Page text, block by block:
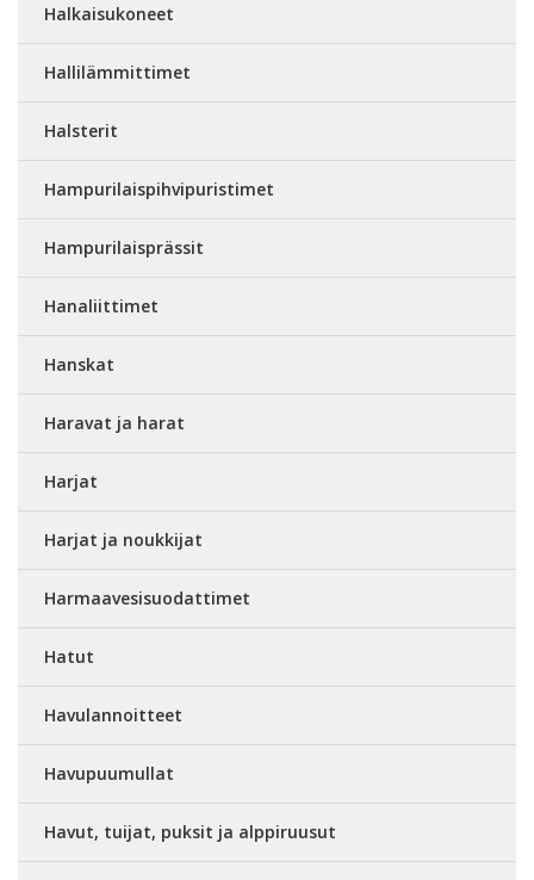
Halkaisukoneet
Hallilämmittimet
Halsterit
Hampurilaispihvipuristimet
Hampurilaisprässit
Hanaliittimet
Hanskat
Haravat ja harat
Harjat
Harjat ja noukkijat
Harmaavesisuodattimet
Hatut
Havulannoitteet
Havupuumullat
Havut, tuijat, puksit ja alppiruusut